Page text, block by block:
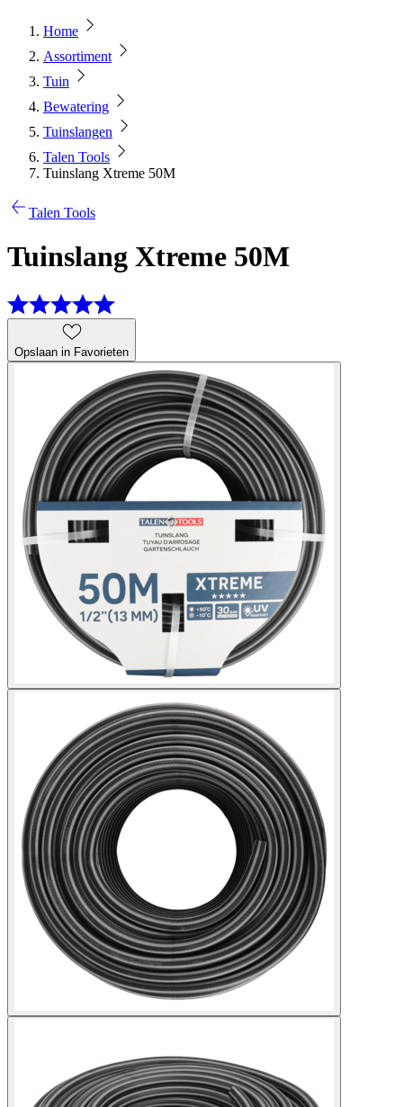
Home
Assortiment
Tuin
Bewatering
Tuinslangen
Talen Tools
Tuinslang Xtreme 50M
Talen Tools
Tuinslang Xtreme 50M
Opslaan in Favorieten